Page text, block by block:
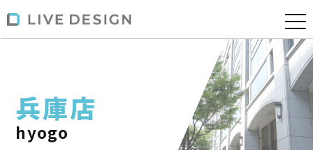
兵庫店
hyogo